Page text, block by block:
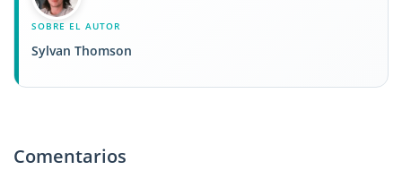
SOBRE EL AUTOR
Sylvan Thomson
Comentarios